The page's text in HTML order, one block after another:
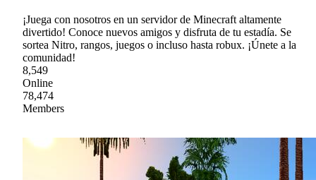
¡Juega con nosotros en un servidor de Minecraft altamente
divertido! Conoce nuevos amigos y disfruta de tu estadía. Se
sortea Nitro, rangos, juegos o incluso hasta robux. ¡Únete a la
comunidad!
8,549
Online
78,474
Members